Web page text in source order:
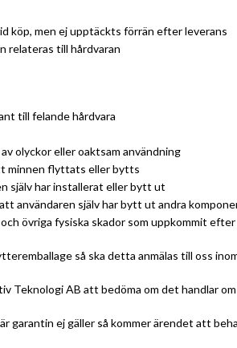
köp, men ej upptäckts förrän efter leverans
relateras till hårdvaran
till felande hårdvara
olyckor eller oaktsam användning
minnen flyttats eller bytts
själv har installerat eller bytt ut
användaren själv har bytt ut andra
övriga fysiska skador som uppkommit
så ska detta anmälas till oss
Teknologi AB att bedöma om det handlar
garantin ej gäller så kommer ärendet att